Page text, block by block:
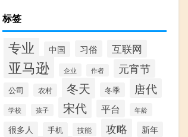
标签
专业 中国 习俗 互联网
亚马逊 企业 作者 元宵节
公司 农村 冬天 冬季 唐代
学校 孩子 宋代 平台 年龄
很多人 手机 技能 攻略 新年